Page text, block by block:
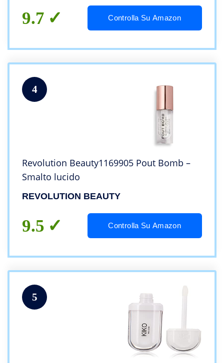
9.7 Controlla Su Amazon
4
Revolution Beauty1169905 Pout Bomb –
Smalto lucido
REVOLUTION BEAUTY
9.5 Controlla Su Amazon
5